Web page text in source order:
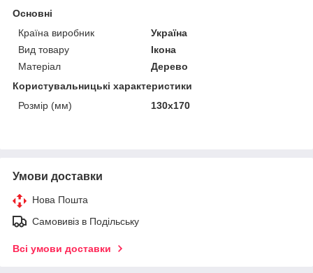
Основні
Країна виробник
Україна
Вид товару
Ікона
Матеріал
Дерево
Користувальницькі характеристики
Розмір (мм)
130х170
Умови доставки
Нова Пошта
Самовивіз в Подільську
Всі умови доставки